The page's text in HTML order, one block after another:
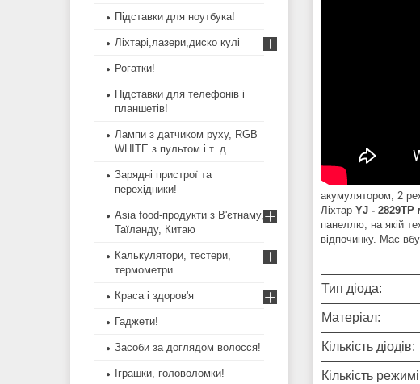
акумулятором, 2
Ліхтар YJ - 2829TP
панеллю, на якій
відпочинку. Має
Тип діода:
Матеріал:
Кількість діодів:
Кількість
Підставки для ноутбука!
Ліхтарі,лазери,диско кулі
Рогатки!
Підставки для телефонів і
планшетів!
Лампи з датчиком руху, RGB
WHITE з пультом і т. д.
Зарядні пристрої та
перехідники!
Asia food-продукти з В'єтнаму,
Таїланду, Китаю
Калькулятори, тестери,
термометри
Краса і здоров'я
Гаджети!
Засоби за доглядом волосся!
Іграшки, головоломки!